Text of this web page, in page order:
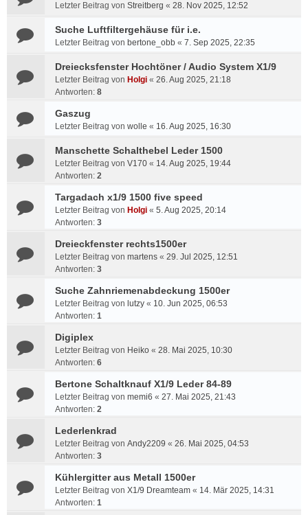
Letzter Beitrag von Streitberg « 28. Nov 2025, 12:52
Suche Luftfiltergehäuse für i.e.
Letzter Beitrag von bertone_obb « 7. Sep 2025, 22:35
Dreiecksfenster Hochtöner / Audio System X1/9
Letzter Beitrag von Holgi « 26. Aug 2025, 21:18
Antworten: 8
Gaszug
Letzter Beitrag von wolle « 16. Aug 2025, 16:30
Manschette Schalthebel Leder 1500
Letzter Beitrag von V170 « 14. Aug 2025, 19:44
Antworten: 2
Targadach x1/9 1500 five speed
Letzter Beitrag von Holgi « 5. Aug 2025, 20:14
Antworten: 3
Dreieckfenster rechts1500er
Letzter Beitrag von martens « 29. Jul 2025, 12:51
Antworten: 3
Suche Zahnriemenabdeckung 1500er
Letzter Beitrag von lutzy « 10. Jun 2025, 06:53
Antworten: 1
Digiplex
Letzter Beitrag von Heiko « 28. Mai 2025, 10:30
Antworten: 6
Bertone Schaltknauf X1/9 Leder 84-89
Letzter Beitrag von memi6 « 27. Mai 2025, 21:43
Antworten: 2
Lederlenkrad
Letzter Beitrag von Andy2209 « 26. Mai 2025, 04:53
Antworten: 3
Kühlergitter aus Metall 1500er
Letzter Beitrag von X1/9 Dreamteam « 14. Mär 2025, 14:31
Antworten: 1